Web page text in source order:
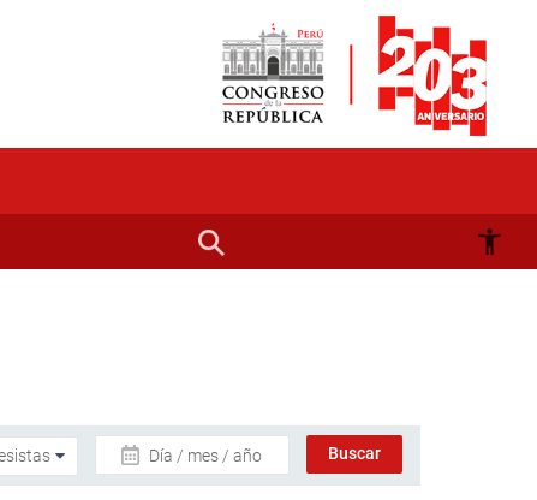
Día / mes / año